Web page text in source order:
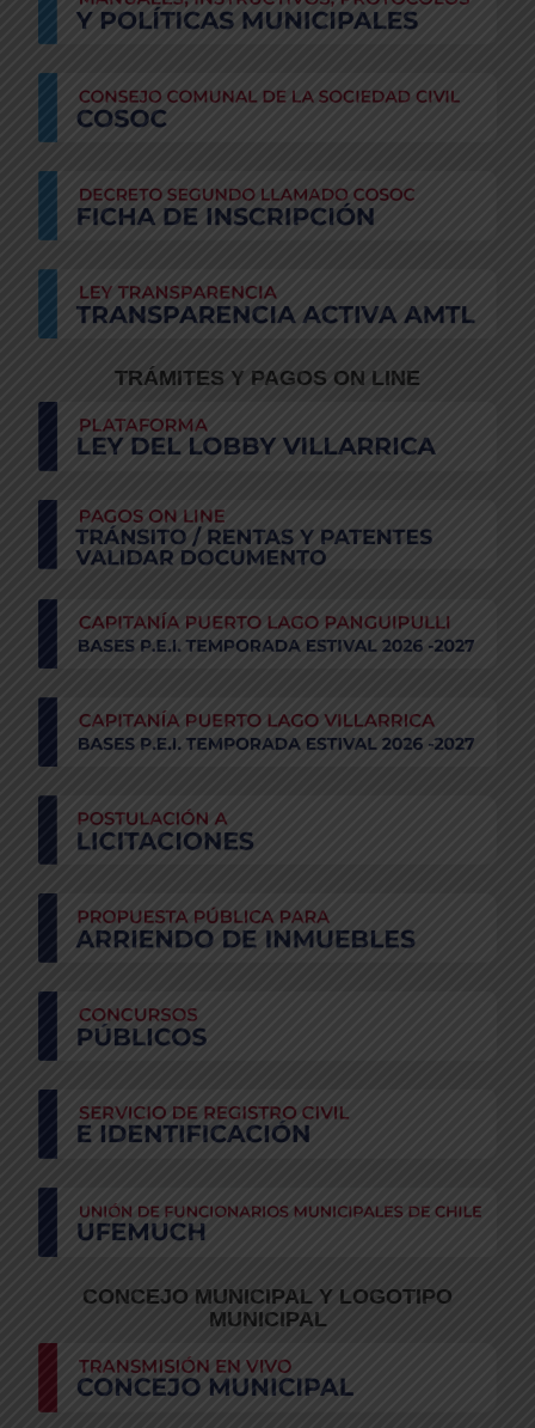
TRÁMITES Y PAGOS ON LINE
CONCEJO MUNICIPAL Y LOGOTIPO
MUNICIPAL